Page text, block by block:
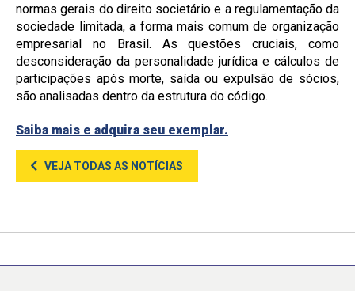
normas gerais do direito societário e a regulamentação da
sociedade limitada, a forma mais comum de organização
empresarial no Brasil. As questões cruciais, como
desconsideração da personalidade jurídica e cálculos de
participações após morte, saída ou expulsão de sócios,
são analisadas dentro da estrutura do código.
Saiba mais e adquira seu exemplar.
VEJA TODAS AS NOTÍCIAS